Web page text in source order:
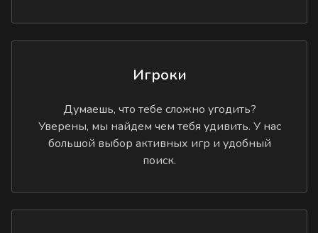
Игроки
Думаешь, что тебе сложно угодить?
Уверены, мы найдем чем тебя удивить. У нас
большой выбор активных игр и удобный
поиск.